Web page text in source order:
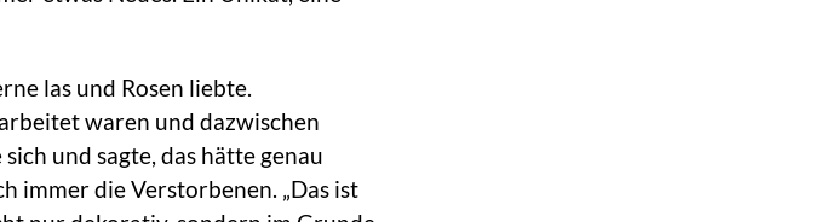
las und Rosen liebte.
waren und dazwischen
und sagte, das hätte genau
immer die Verstorbenen. „Das ist